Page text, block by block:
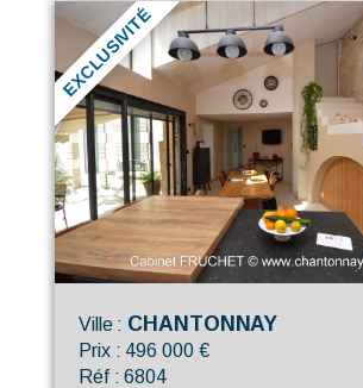
EXCLUSIVITÉ
Ville : CHANTONNAY
Prix : 496 000 €
Réf : 6804